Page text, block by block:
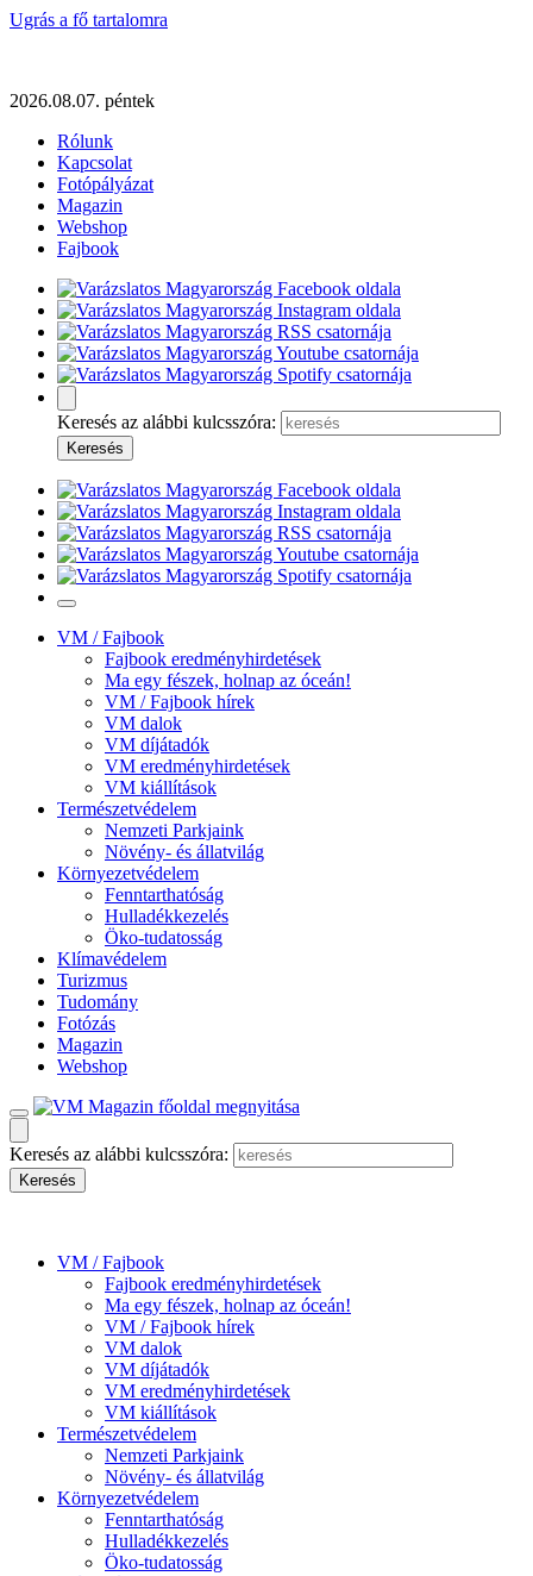
Ugrás a fő tartalomra
2026.08.07. péntek
Rólunk
Kapcsolat
Fotópályázat
Magazin
Webshop
Fajbook
Keresés az alábbi kulcsszóra:
VM / Fajbook
Fajbook eredményhirdetések
Ma egy fészek, holnap az óceán!
VM / Fajbook hírek
VM dalok
VM díjátadók
VM eredményhirdetések
VM kiállítások
Természetvédelem
Nemzeti Parkjaink
Növény- és állatvilág
Környezetvédelem
Fenntarthatóság
Hulladékkezelés
Öko-tudatosság
Klímavédelem
Turizmus
Tudomány
Fotózás
Magazin
Webshop
Keresés az alábbi kulcsszóra:
VM / Fajbook
Fajbook eredményhirdetések
Ma egy fészek, holnap az óceán!
VM / Fajbook hírek
VM dalok
VM díjátadók
VM eredményhirdetések
VM kiállítások
Természetvédelem
Nemzeti Parkjaink
Növény- és állatvilág
Környezetvédelem
Fenntarthatóság
Hulladékkezelés
Öko-tudatosság